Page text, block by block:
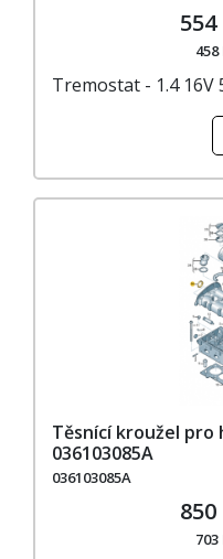
554
458
Tremostat - 1.4
Těsnící kroužel pro
036103085A
036103085A
850
703